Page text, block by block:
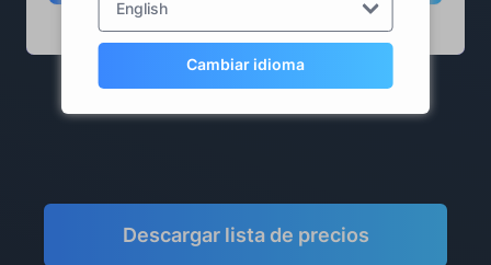
English
Cambiar idioma
Descargar lista de precios